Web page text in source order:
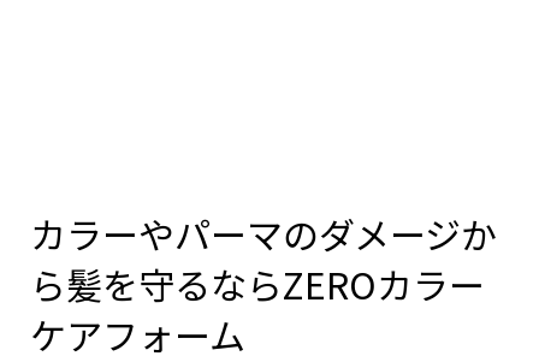
カラーやパーマのダメージか
ら髪を守るならZEROカラー
ケアフォーム